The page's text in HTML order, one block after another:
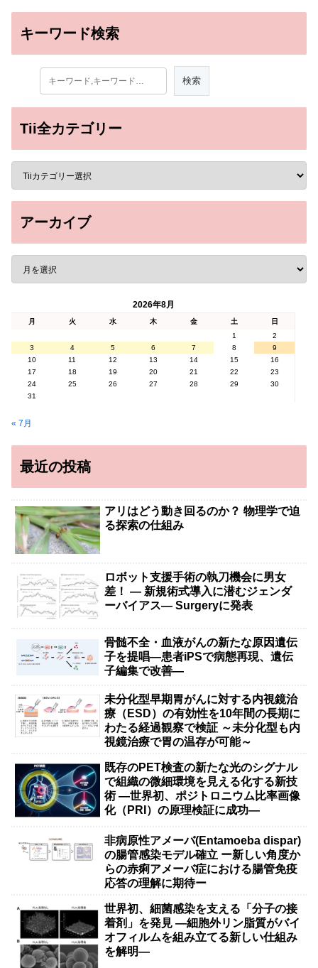
キーワード検索
Tii全カテゴリー
アーカイブ
2026年8月
月 火 水 木 金 土
日
1
2
3
4 5 6 7 8
9
10
11 12 13 14 15
16
17
18 19 20 21 22
23
24
25 26 27 28 29
30
31
« 7月
最近の投稿
アリはどう動き回るのか？ 物理学で迫
る探索の仕組み
ロボット支援手術の執刀機会に男女
差！ — 新規術式導入に潜むジェンダ
ーバイアス— Surgeryに発表
骨髄不全・血液がんの新たな原因遺伝
子を提唱―患者iPSで病態再現、遺伝
子編集で改善―
未分化型早期胃がんに対する内視鏡治
療（ESD）の有効性を10年間の長期に
わたる経過観察で検証 ～未分化型も内
視鏡治療で胃の温存が可能～
既存のPET検査の新たな光のシグナル
で組織の微細環境を見える化する新技
術 ―世界初、ポジトロニウム比率画像
化（PRI）の原理検証に成功―
非病原性アメーバ(Entamoeba dispar)
の腸管感染モデル確立 ー新しい角度か
らの赤痢アメーバ症における腸管免疫
応答の理解に期待ー
世界初、細菌感染を支える「分子の接
着剤」を発見 ―細胞外リン脂質がバイ
オフィルムを組み立てる新しい仕組み
を解明―